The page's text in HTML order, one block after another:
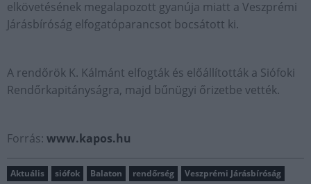
elkövetésének megalapozott gyanúja miatt a Veszprémi
Járásbíróság elfogatóparancsot bocsátott ki.
A rendőrök K. Kálmánt elfogták és előállították a Siófoki
Rendőrkapitányságra, majd bűnügyi őrizetbe vették.
Forrás: www.kapos.hu
Aktuális siófok Balaton rendőrség Veszprémi Járásbíróság